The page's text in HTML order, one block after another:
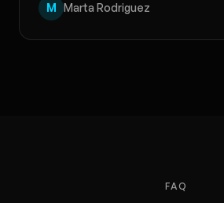
M Marta Rodriguez
FAQ